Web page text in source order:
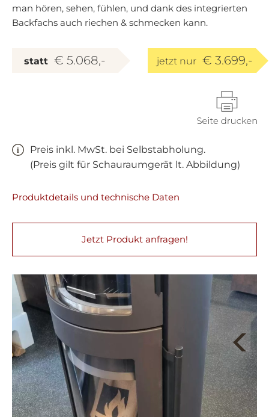
man hören, sehen, fühlen, und dank des integrierten
Backfachs auch riechen & schmecken kann.
statt € 5.068,- jetzt nur € 3.699,-
Preis inkl. MwSt. bei Selbstabholung.
(Preis gilt für Schauraumgerät lt. Abbildung)
Produktdetails und technische Daten
Jetzt Produkt anfragen!
Next